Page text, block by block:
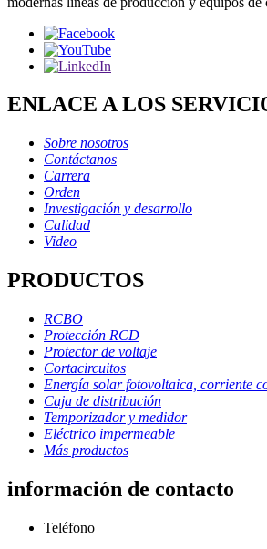
ENLACE A LOS
Sobre nosotros
Contáctanos
Carrera
Orden
Investigación y desarrollo
Calidad
Video
PRODUCTOS
RCBO
Protección RCD
Protector de voltaje
Cortacircuitos
Energía solar fotovoltaica, corriente
Caja de distribución
Temporizador y medidor
Eléctrico impermeable
Más productos
información de contacto
Teléfono